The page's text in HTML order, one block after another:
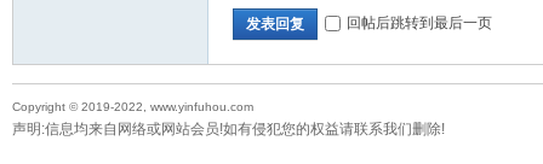
发表回复 回帖后跳转到最后一页
Copyright © 2019-2022, www.yinfuhou.com
声明:信息均来自网络或网站会员!如有侵犯您的权益请联系我们删除!